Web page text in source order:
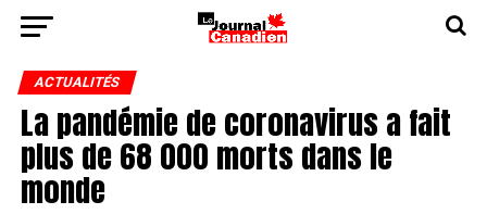
ACTUALITÉS
La pandémie de coronavirus a fait
plus de 68 000 morts dans le
monde